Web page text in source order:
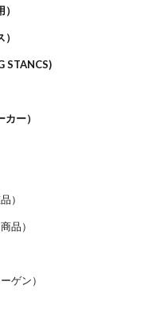
STANCS)
ー）
）
品）
ゲン）